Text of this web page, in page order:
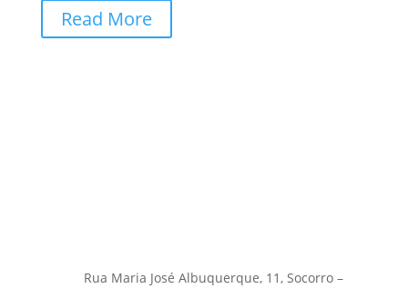
Read More
Rua Maria José Albuquerque, 11, Socorro –